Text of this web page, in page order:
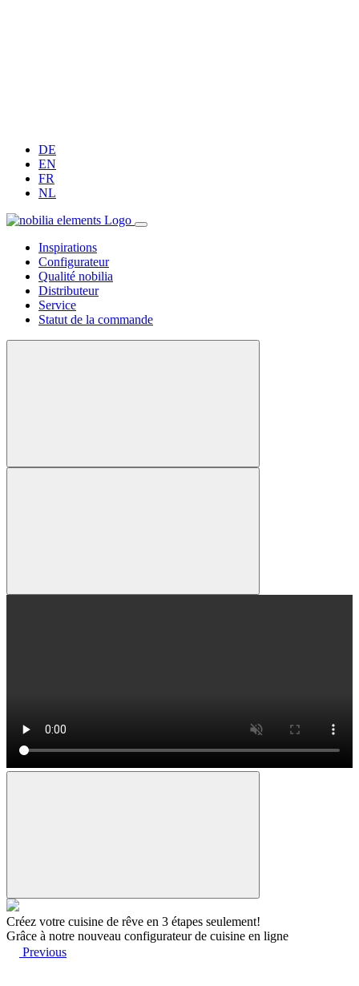
DE
EN
FR
NL
Inspirations
Configurateur
Qualité nobilia
Distributeur
Service
Statut de la commande
Créez votre cuisine de rêve en 3 étapes seulement!
Grâce à notre nouveau configurateur de cuisine en ligne
Previous